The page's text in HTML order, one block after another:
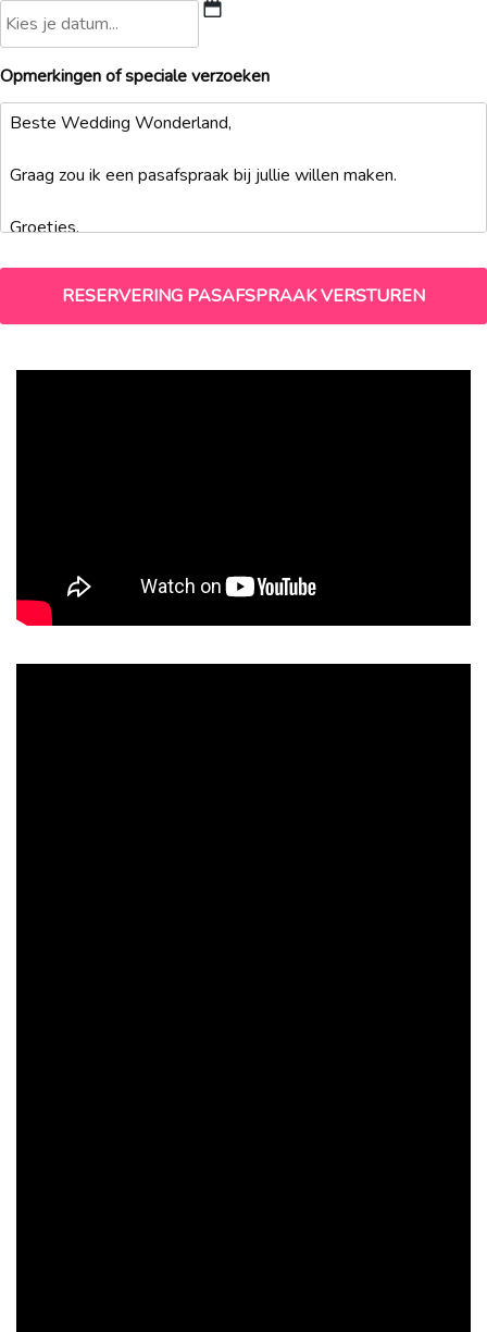
MM
slash
JJJJ
slash
MM
JJJJ
Opmerkingen of speciale verzoeken